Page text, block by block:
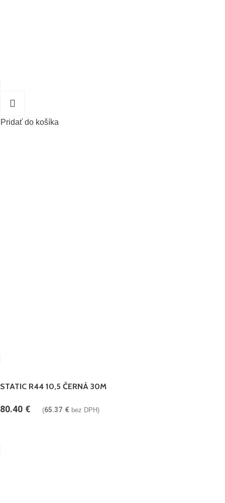
Pridať do košíka
STATIC R44 10,5 ČERNÁ 30M
80.40 € (65.37 € bez DPH)